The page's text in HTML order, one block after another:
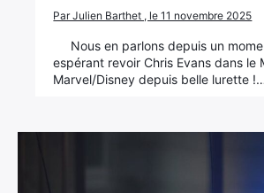
Par Julien Barthet , le 11 novembre 2025
Nous en parlons depuis un
espérant revoir Chris Evans dans le
Marvel/Disney depuis belle lurette